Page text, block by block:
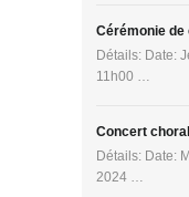
Cérémonie de
Détails: Date:
11h00 …
Concert
Détails: Date:
2024 …